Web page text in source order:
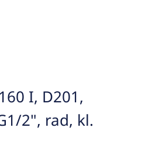
I, D201,
2", rad, kl.